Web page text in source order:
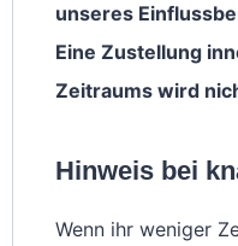
unseres
Eine Zustellung
Zeitraums wird
Hinweis bei
Wenn ihr weniger